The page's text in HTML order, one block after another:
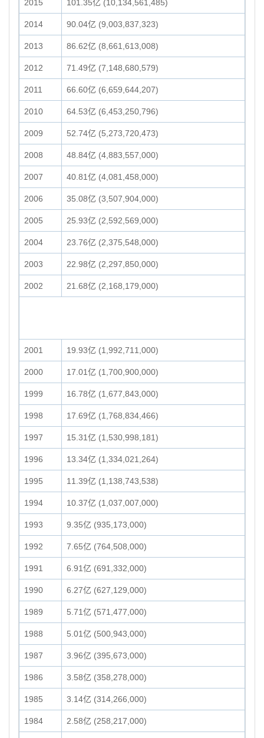
2015 101.35亿 (10,134,561,485)
2014 90.04亿 (9,003,837,323)
2013 86.62亿 (8,661,613,008)
2012 71.49亿 (7,148,680,579)
2011 66.60亿 (6,659,644,207)
2010 64.53亿 (6,453,250,796)
2009 52.74亿 (5,273,720,473)
2008 48.84亿 (4,883,557,000)
2007 40.81亿 (4,081,458,000)
2006 35.08亿 (3,507,904,000)
2005 25.93亿 (2,592,569,000)
2004 23.76亿 (2,375,548,000)
2003 22.98亿 (2,297,850,000)
2002 21.68亿 (2,168,179,000)
2001 19.93亿 (1,992,711,000)
2000 17.01亿 (1,700,900,000)
1999 16.78亿 (1,677,843,000)
1998 17.69亿 (1,768,834,466)
1997 15.31亿 (1,530,998,181)
1996 13.34亿 (1,334,021,264)
1995 11.39亿 (1,138,743,538)
1994 10.37亿 (1,037,007,000)
1993 9.35亿 (935,173,000)
1992 7.65亿 (764,508,000)
1991 6.91亿 (691,332,000)
1990 6.27亿 (627,129,000)
1989 5.71亿 (571,477,000)
1988 5.01亿 (500,943,000)
1987 3.96亿 (395,673,000)
1986 3.58亿 (358,278,000)
1985 3.14亿 (314,266,000)
1984 2.58亿 (258,217,000)